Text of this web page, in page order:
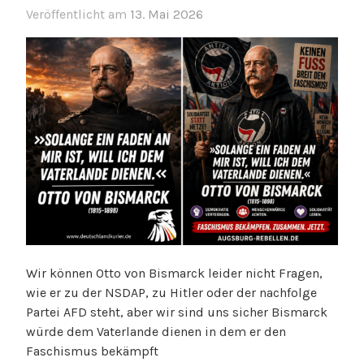
Veröffentlicht am 13. Mai 2026
Wir können Otto von Bismarck leider nicht Fragen,
wie er zu der NSDAP, zu Hitler oder der nachfolge
Partei AFD steht, aber wir sind uns sicher Bismarck
würde dem Vaterlande dienen in dem er den
Faschismus bekämpft